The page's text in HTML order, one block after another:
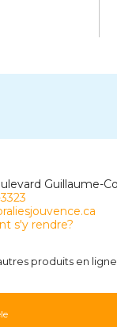
Guillaume-
s'y rendre?
produits en